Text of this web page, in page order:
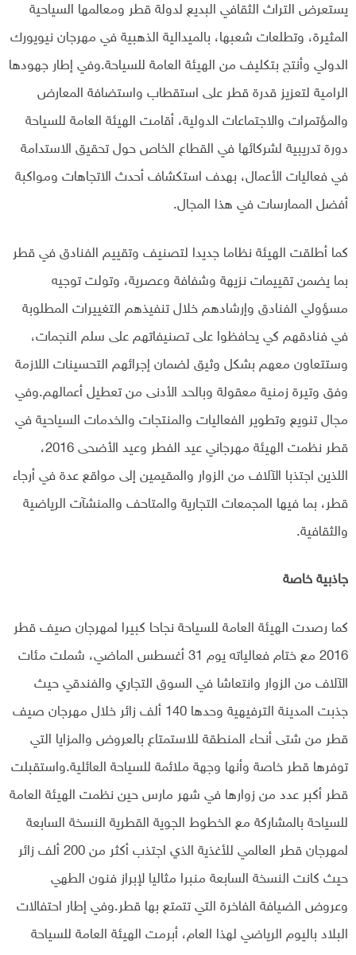
يستعرض التراث الثقافي البديع لدولة قطر ومعالمها السياحية
المثيرة، وتطلعات شعبها، بالميدالية الذهبية في مهرجان نيويورك
الدولي وأنتج بتكليف من الهيئة العامة للسياحة.وفي إطار جهودها
الرامية لتعزيز قدرة قطر على استقطاب واستضافة المعارض
والمؤتمرات والاجتماعات الدولية، أقامت الهيئة العامة للسياحة
دورة تدريبية لشركائها في القطاع الخاص حول تحقيق الاستدامة
في فعاليات الأعمال، بهدف استكشاف أحدث الاتجاهات ومواكبة
أفضل الممارسات في هذا المجال.
كما أطلقت الهيئة نظاما جديدا لتصنيف وتقييم الفنادق في قطر
بما يضمن تقييمات نزيهة وشفافة وعصرية، وتولت توجيه
مسؤولي الفنادق وإرشادهم خلال تنفيذهم التغييرات المطلوبة
في فنادقهم كي يحافظوا على تصنيفاتهم على سلم النجمات،
وستتعاون معهم بشكل وثيق لضمان إجرائهم التحسينات اللازمة
وفق وتيرة زمنية معقولة وبالحد الأدنى من تعطيل أعمالهم.وفي
مجال تنويع وتطوير الفعاليات والمنتجات والخدمات السياحية في
قطر نظمت الهيئة مهرجاني عيد الفطر وعيد الأضحى 2016،
اللذين اجتذبا الآلاف من الزوار والمقيمين إلى مواقع عدة في أرجاء
قطر، بما فيها المجمعات التجارية والمتاحف والمنشآت الرياضية
والثقافية.
جاذبية خاصة
كما رصدت الهيئة العامة للسياحة نجاحا كبيرا لمهرجان صيف قطر
2016 مع ختام فعالياته يوم 31 أغسطس الماضي، شملت مئات
الآلاف من الزوار وانتعاشا في السوق التجاري والفندقي حيث
جذبت المدينة الترفيهية وحدها 140 ألف زائر خلال مهرجان صيف
قطر من شتى أنحاء المنطقة للاستمتاع بالعروض والمزايا التي
توفرها قطر خاصة وأنها وجهة ملائمة للسياحة العائلية.واستقبلت
قطر أكبر عدد من زوارها في شهر مارس حين نظمت الهيئة العامة
للسياحة بالمشاركة مع الخطوط الجوية القطرية النسخة السابعة
لمهرجان قطر العالمي للأغذية الذي اجتذب أكثر من 200 ألف زائر
حيث كانت النسخة السابعة منبرا مثاليا لإبراز فنون الطهي
وعروض الضيافة الفاخرة التي تتمتع بها قطر.وفي إطار احتفالات
البلاد باليوم الرياضي لهذا العام، أبرمت الهيئة العامة للسياحة